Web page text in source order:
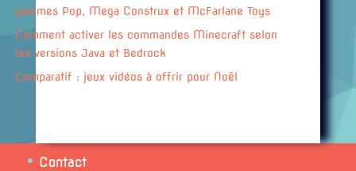
gammes Pop, Mega Construx et McFarlane Toys
Comment activer les commandes Minecraft selon
les versions Java et Bedrock
Comparatif : jeux vidéos à offrir pour Noël
Contact